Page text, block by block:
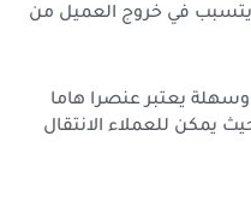
يتسبب في خروج العميل من
يعتبر عنصرا هاما
يمكن للعملاء الانتقال